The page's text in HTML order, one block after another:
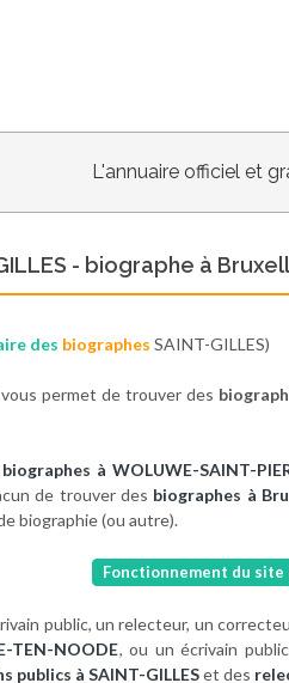
L'annuaire officiel et
- biographe à
des biographes SAINT-GILLES)
permet de trouver des
biographes à WOLUWE-SAINT-
de trouver des biographes à
biographie (ou autre).
Fonctionnement du site
public, un relecteur, un
TEN-NOODE, ou un écrivain public
publics à SAINT-GILLESet des